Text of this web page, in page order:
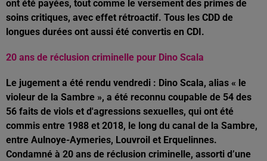
ont été payées, tout comme le versement des primes de
soins critiques, avec effet rétroactif. Tous les CDD de
longues durées ont aussi été convertis en CDI.
20 ans de réclusion criminelle pour Dino Scala
Le jugement a été rendu vendredi : Dino Scala, alias « le
violeur de la Sambre », a été reconnu coupable de 54 des
56 faits de viols et d'agressions sexuelles, qui ont été
commis entre 1988 et 2018, le long du canal de la Sambre,
entre Aulnoye-Aymeries, Louvroil et Erquelinnes.
Condamné à 20 ans de réclusion criminelle, assorti d’une